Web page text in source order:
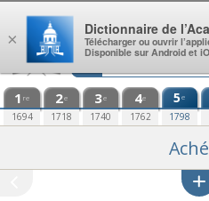
Aller au contenu
1 re
1694
2e
1718
3e
1740
4e
1762
5e
1798
×
Dictionnaire de
Télécharger ou ouvrir
Disponible sur Android et